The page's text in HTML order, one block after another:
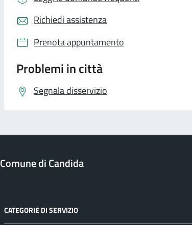
Richiedi assistenza
Prenota appuntamento
Problemi in città
Segnala disservizio
Comune di Candida
CATEGORIE DI SERVIZIO